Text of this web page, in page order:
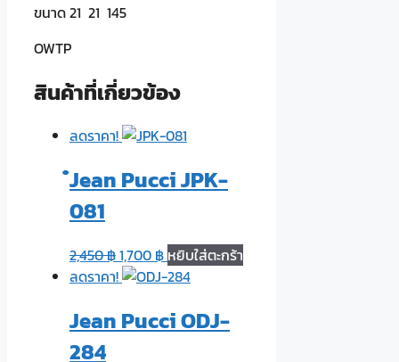
ขนาด 21 21 145
OWTP
สินค้าที่เกี่ยวข้อง
ลดราคา!
๋Jean Pucci JPK-
081
2,450฿1,700 ฿ หยิบใส่ตะกร้า
ลดราคา!
Jean Pucci ODJ-
284